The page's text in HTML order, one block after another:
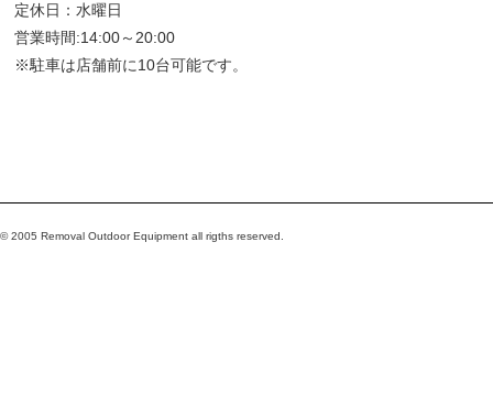
定休日：水曜日
営業時間:14:00～20:00
※駐車は店舗前に10台可能です。
© 2005 Removal Outdoor Equipment all rigths reserved.